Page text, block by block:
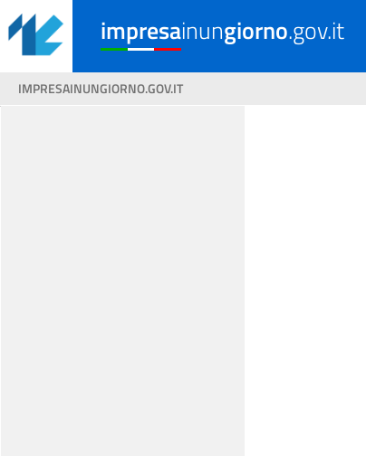
impresainungiorno.gov.it
IMPRESAINUNGIORNO.GOV.IT